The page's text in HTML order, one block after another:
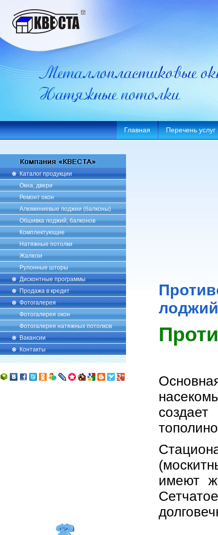
Главная Перечень услуг
Каталог продукции
Окна, двери
Ремонт окон
Алюминиевые лоджии (балконы)
Обшивка лоджий, балконов
Комплектующие
Натяжные потолки
Жалюзи
Рулонные шторы
Дисконтные программы
Продажа в кредит
Фотогалерея
Фотогалерея окон
Фотогалерея натяжных потолков
Вакансии
Контакты
лоджий
имеют